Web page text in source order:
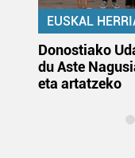
EUSKAL
Donostiako
du Aste
eta artatzeko